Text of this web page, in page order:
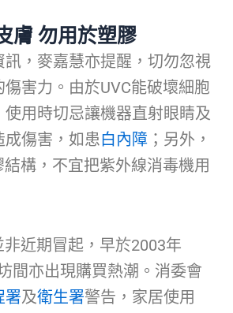
膚 勿用於塑膠
訊，麥嘉慧亦提醒，切勿忽視
害力。由於UVC能破壞細胞
使用時切忌讓機器直射眼睛及
成傷害，如患白內障 ；另外，
結構，不宜把紫外線消毒機用
非近期冒起，早於2003年
間亦出現購買熱潮。消委會
署及衛生署警告，家居使用